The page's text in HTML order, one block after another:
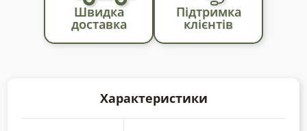
Швидка
доставка
Підтримка
клієнтів
Характеристики